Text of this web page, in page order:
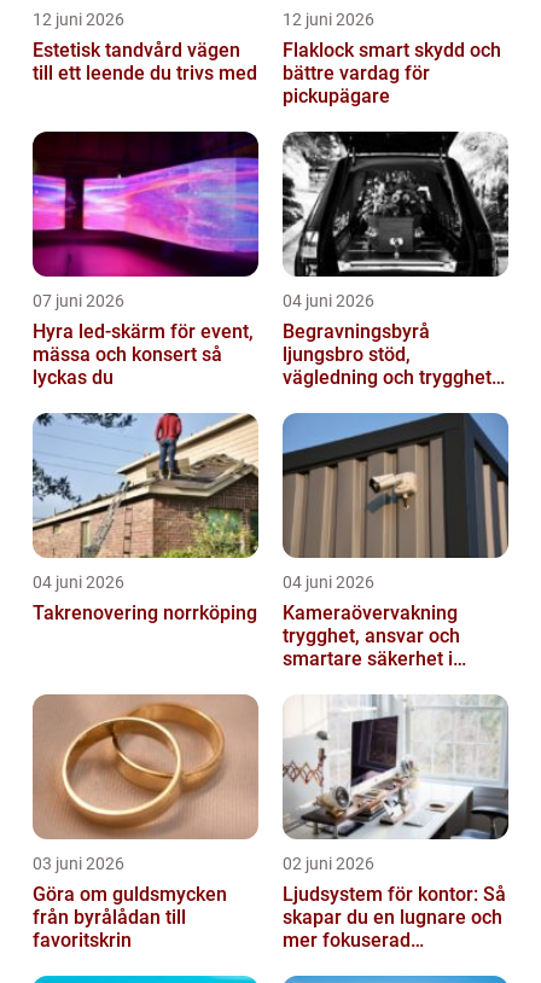
12 juni 2026
Estetisk tandvård vägen
till ett leende du trivs med
12 juni 2026
Flaklock smart skydd och
bättre vardag för
pickupägare
07 juni 2026
Hyra led-skärm för event,
mässa och konsert så
lyckas du
04 juni 2026
Begravningsbyrå
ljungsbro stöd,
vägledning och trygghet
04 juni 2026
Takrenovering norrköping
04 juni 2026
Kameraövervakning
trygghet, ansvar och
smartare säkerhet i
03 juni 2026
Göra om guldsmycken
från byrålådan till
favoritskrin
02 juni 2026
Ljudsystem för kontor: Så
skapar du en lugnare och
mer fokuserad